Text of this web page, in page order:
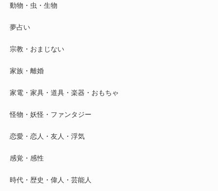
動物・虫・生物
夢占い
宗教・おまじない
家族・離婚
家電・家具・道具・楽器・おもちゃ
怪物・妖怪・ファンタジー
恋愛・恋人・友人・浮気
感覚・感性
時代・歴史・偉人・芸能人